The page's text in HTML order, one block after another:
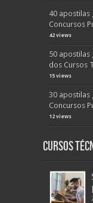
40 apostilas
Concursos
42 views
50 apostilas
dos Cursos
15 views
30 apostilas
Concursos
12 views
Cursos